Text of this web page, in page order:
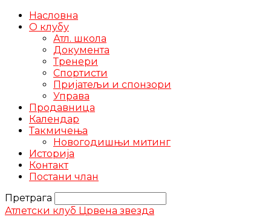
Насловна
О клубу
Атл. школа
Документа
Тренери
Спортисти
Пријатељи и спонзори
Управа
Продавница
Календар
Такмичења
Новогодишњи митинг
Историја
Контакт
Постани члан
Претрага
Атлетски клуб Црвена звезда